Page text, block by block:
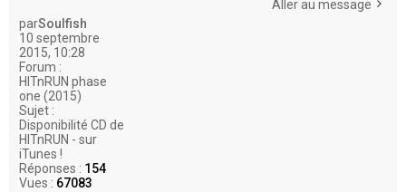
Aller au message
parSoulfish
10 septembre
2015, 10:28
Forum :
HITnRUN phase
one (2015)
Sujet :
Disponibilité CD de
HITnRUN - sur
iTunes !
Réponses : 154
Vues : 67083